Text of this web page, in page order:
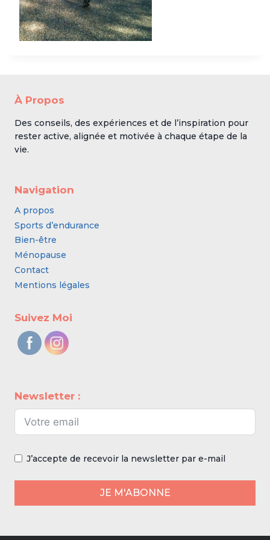
À Propos
Des conseils, des expériences et de l’inspiration pour
rester active, alignée et motivée à chaque étape de la
vie.
Navigation
A propos
Sports d’endurance
Bien-être
Ménopause
Contact
Mentions légales
Suivez Moi
Newsletter :
J’accepte de recevoir la newsletter par e-mail
JE M'ABONNE